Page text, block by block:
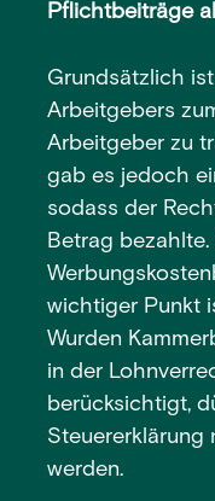
Pflichtbeiträge
Grundsätzlich
Arbeitgebers
Arbeitgeber zu
gab es jedoch
sodass der
Betrag
wichtiger Punkt
Wurden
in der
berücksichtigt,
Steuererklärung
werden.